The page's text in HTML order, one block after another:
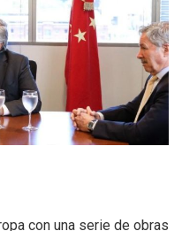
con una serie de obras